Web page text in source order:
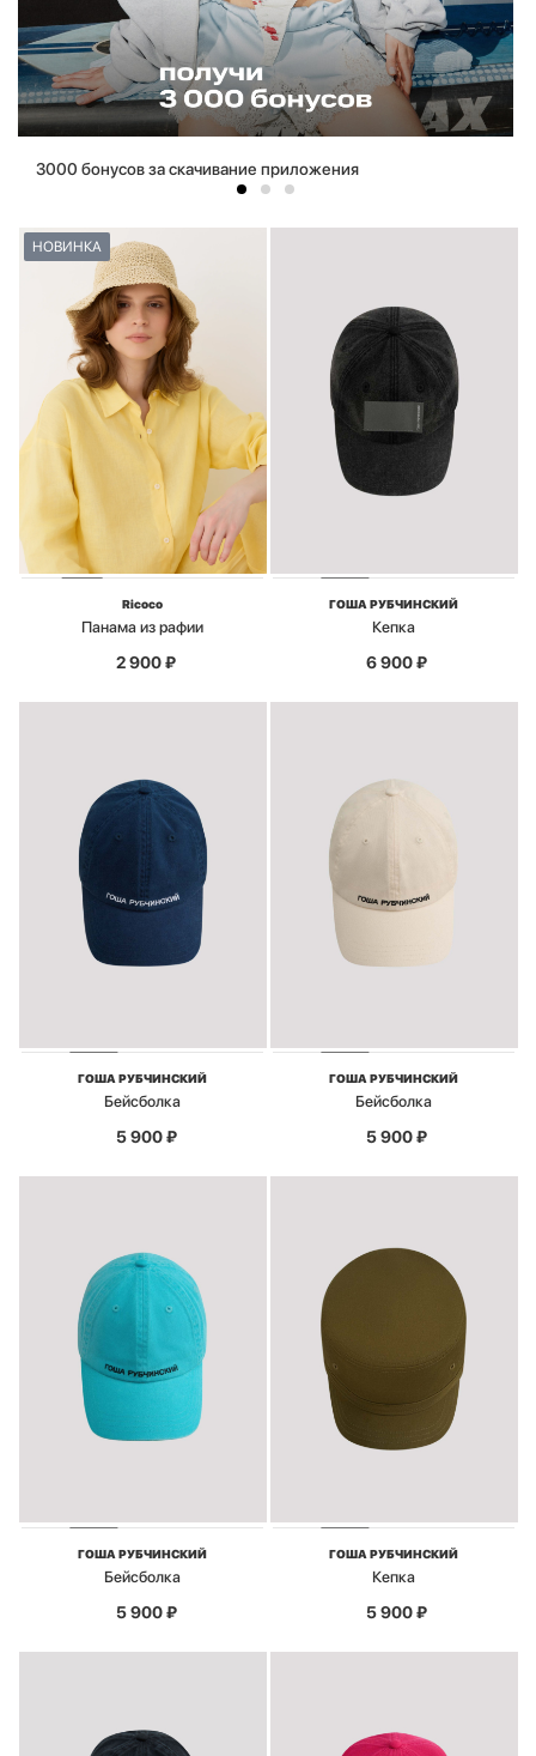
3000 бонусов за скачивание приложения
НОВИНКА
Ricoco
Панама из рафии
2 900₽
ГОША РУБЧИНСКИЙ
Кепка
6 900₽
ГОША РУБЧИНСКИЙ
Бейсболка
5 900₽
ГОША РУБЧИНСКИЙ
Бейсболка
5 900₽
ГОША РУБЧИНСКИЙ
Бейсболка
5 900₽
ГОША РУБЧИНСКИЙ
Кепка
5 900₽